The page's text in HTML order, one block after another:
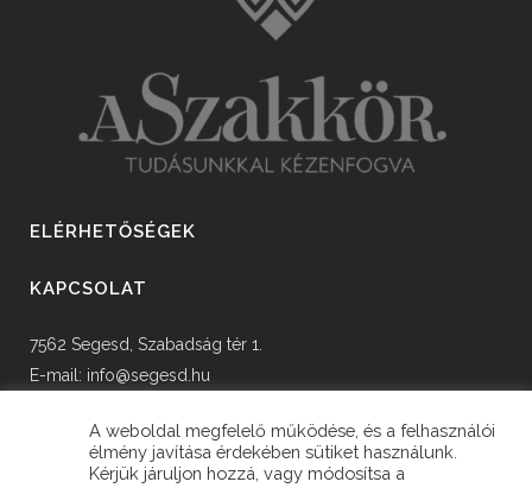
ELÉRHETŐSÉGEK
KAPCSOLAT
7562 Segesd, Szabadság tér 1.
E-mail: info@segesd.hu
A weboldal megfelelő működése, és a felhasználói
élmény javítása érdekében sütiket használunk.
Kérjük járuljon hozzá, vagy módosítsa a